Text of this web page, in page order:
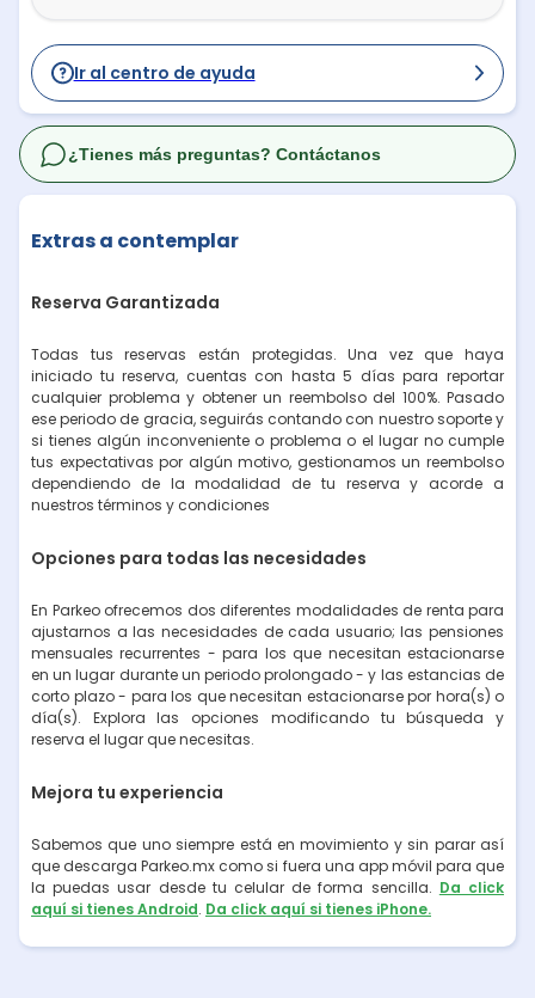
Ir al centro de ayuda
Extras a contemplar
Reserva Garantizada
Todas tus reservas están protegidas. Una vez que haya
iniciado tu reserva, cuentas con hasta 5 días para reportar
cualquier problema y obtener un reembolso del 100%. Pasado
ese periodo de gracia, seguirás contando con nuestro soporte y
si tienes algún inconveniente o problema o el lugar no cumple
tus expectativas por algún motivo, gestionamos un reembolso
dependiendo de la modalidad de tu reserva y acorde a
nuestros términos y condiciones
Opciones para todas las necesidades
En Parkeo ofrecemos dos diferentes modalidades de renta para
ajustarnos a las necesidades de cada usuario; las pensiones
mensuales recurrentes - para los que necesitan estacionarse
en un lugar durante un periodo prolongado - y las estancias de
corto plazo - para los que necesitan estacionarse por hora(s) o
día(s). Explora las opciones modificando tu búsqueda y
reserva el lugar que necesitas.
Mejora tu experiencia
Sabemos que uno siempre está en movimiento y sin parar así
que descarga Parkeo.mx como si fuera una app móvil para que
la puedas usar desde tu celular de forma sencilla. Da click
aquí si tienes Android. Da click aquí si tienes iPhone.
¿Tienes más preguntas? Contáctanos